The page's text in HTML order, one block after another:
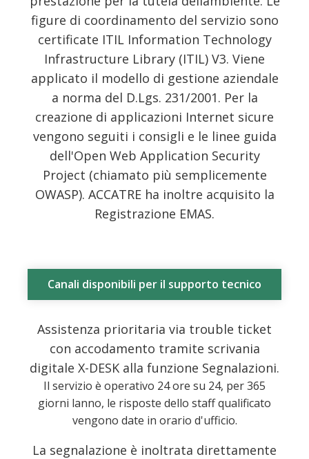
figure di coordinamento del servizio sono
certificate ITIL Information Technology
Infrastructure Library (ITIL) V3. Viene
applicato il modello di gestione aziendale
a norma del D.Lgs. 231/2001. Per la
creazione di applicazioni Internet sicure
vengono seguiti i consigli e le linee guida
dell'Open Web Application Security
Project (chiamato più semplicemente
OWASP). ACCATRE ha inoltre acquisito la
Registrazione EMAS.
Canali disponibili per il supporto tecnico
Assistenza prioritaria via trouble ticket
con accodamento tramite scrivania
digitale X-DESK alla funzione Segnalazioni.
Il servizio è operativo 24 ore su 24, per 365
giorni lanno, le risposte dello staff qualificato
vengono date in orario d'ufficio.
La segnalazione è inoltrata direttamente